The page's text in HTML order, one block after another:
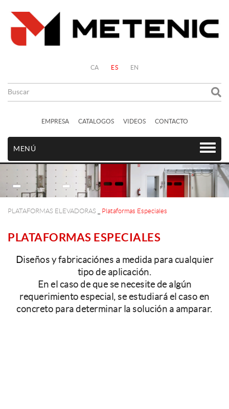
CA ES EN
EMPRESA CATALOGOS VIDEOS CONTACTO
MENÚ
PLATAFORMAS ELEVADORAS Plataformas Especiales
PLATAFORMAS ESPECIALES
Diseños y fabricaciónes a medida para cualquier
tipo de aplicación.
En el caso de que se necesite de algún
requerimiento especial, se estudiará el caso en
concreto para determinar la solución a amparar.